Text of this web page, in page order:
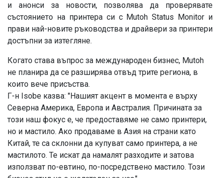
и анонси за новости, позволява да проверявате
състоянието на принтера си с Mutoh Status Monitor и
прави най-новите ръководства и драйвери за принтери
достъпни за изтегляне.
Когато става въпрос за международен бизнес, Mutoh
не планира да се разширява отвъд трите региона, в
които вече присъства.
Г-н Isobe казва: "Нашият акцент в момента е върху
Северна Америка, Европа и Австралия. Причината за
този наш фокус е, че предоставяме не само принтери,
но и мастило. Ако продаваме в Азия на страни като
Китай, те са склонни да купуват само принтера, а не
мастилото. Те искат да намалят разходите и затова
използват по-евтино, по-посредствено мастило. Този